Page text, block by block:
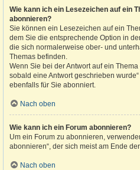
Wie kann ich ein Lesezeichen auf ein
abonnieren?
Sie können ein Lesezeichen auf ein
dem Sie die entsprechende Option in
die sich normalerweise ober- und
Themas befinden.
Wenn Sie bei der Antwort auf ein
sobald eine Antwort geschrieben
ebenfalls für Sie abonniert.
Nach oben
Wie kann ich ein Forum abonnieren?
Um ein Forum zu abonnieren,
abonnieren“, der sich meist am Ende
Nach oben